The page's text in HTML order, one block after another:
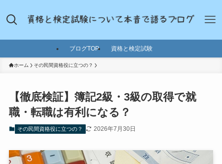
ブログTOP 資格と検定試験
ホーム その民間資格役に立つの？
【徹底検証】簿記2級・3級の取得で就
職・転職は有利になる？
その民間資格役に立つの？ 2026年7月30日